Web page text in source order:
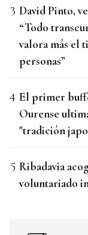
David Pinto,
“Todo
valora más el
personas”
El primer
Ourense
"tradición
Ribadavia
voluntariado